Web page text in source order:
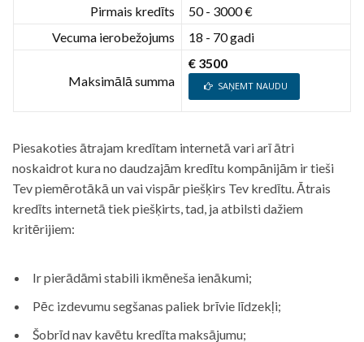
Pirmais kredīts
50 - 3000 €
Vecuma ierobežojums
18 - 70 gadi
Maksimālā summa
€ 3500
SAŅEMT NAUDU
Piesakoties ātrajam kredītam internetā vari arī ātri
noskaidrot kura no daudzajām kredītu kompānijām ir tieši
Tev piemērotākā un vai vispār piešķirs Tev kredītu. Ātrais
kredīts internetā tiek piešķirts, tad, ja atbilsti dažiem
kritērijiem:
Ir pierādāmi stabili ikmēneša ienākumi;
Pēc izdevumu segšanas paliek brīvie līdzekļi;
Šobrīd nav kavētu kredīta maksājumu;